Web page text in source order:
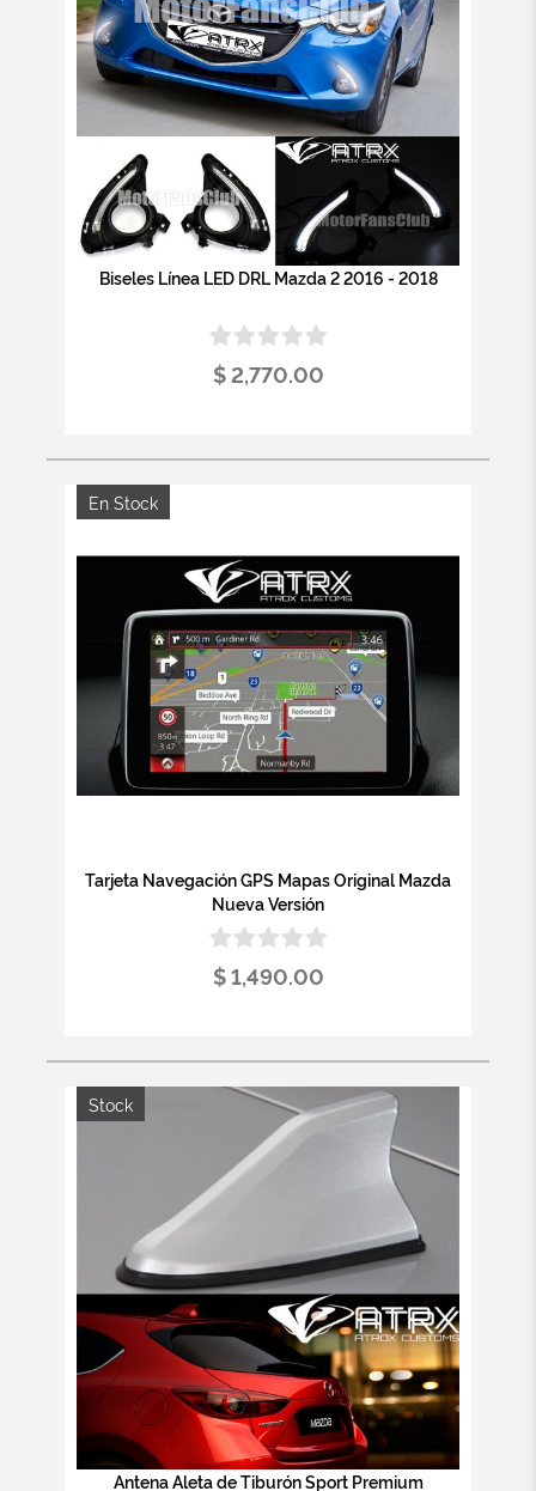
Biseles Línea LED DRL Mazda 2 2016 - 2018
$ 2,770.00
En Stock
Tarjeta Navegación GPS Mapas Original Mazda
Nueva Versión
$ 1,490.00
Stock
Antena Aleta de Tiburón Sport Premium